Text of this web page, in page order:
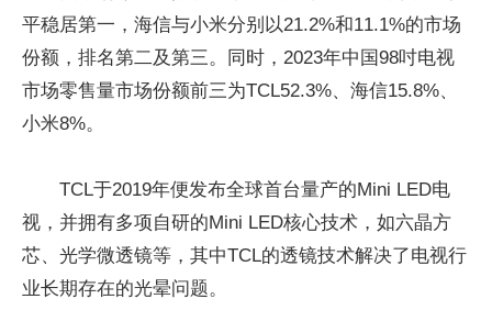
平稳居第一，海信与小米分别以21.2%和11.1%的市场
份额，排名第二及第三。同时，2023年中国98吋电视
市场零售量市场份额前三为TCL52.3%、海信15.8%、
小米8%。
TCL于2019年便发布全球首台量产的Mini LED电
视，并拥有多项自研的Mini LED核心技术，如六晶方
芯、光学微透镜等，其中TCL的透镜技术解决了电视行
业长期存在的光晕问题。